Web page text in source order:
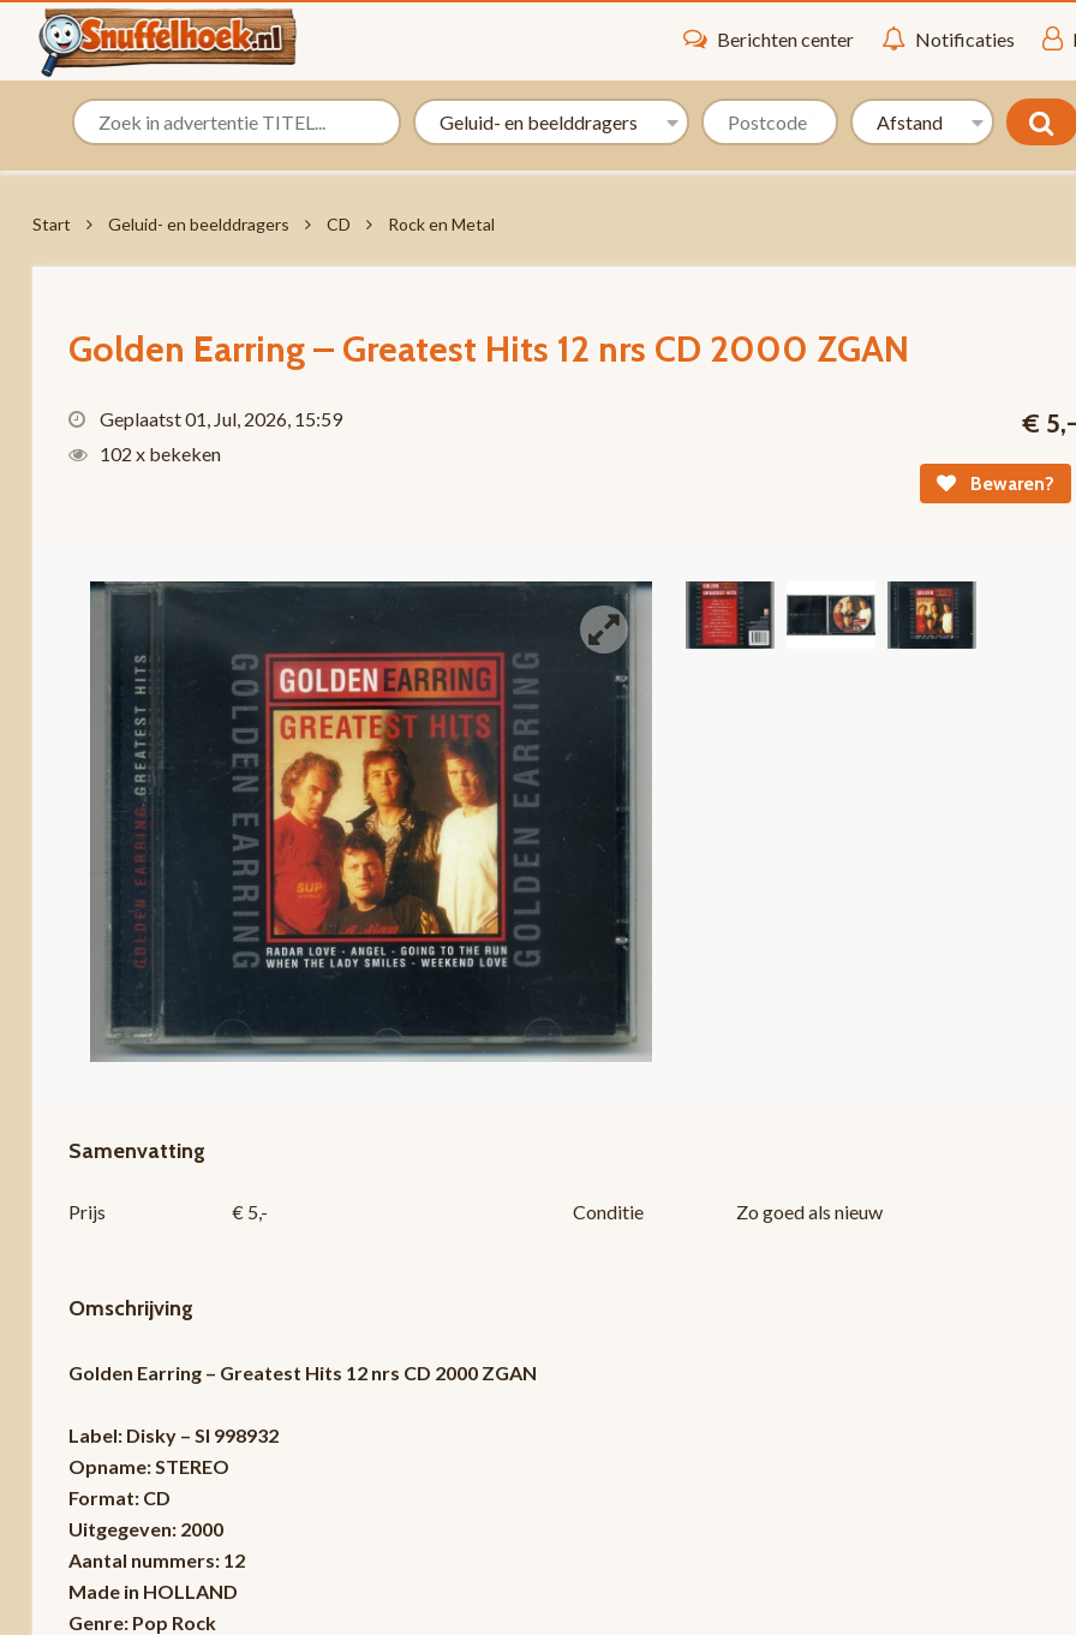
Berichten center Notificaties
Start Geluid- en beelddragers CD Rock en Metal
Golden Earring – Greatest Hits 12 nrs CD 2000 ZGAN
Geplaatst 01, Jul, 2026, 15:59
102 x bekeken
€
Bewaren?
Samenvatting
Prijs € 5,- Conditie Zo goed als nieuw
Omschrijving
Golden Earring – Greatest Hits 12 nrs CD 2000 ZGAN
Label: Disky – SI 998932
Opname: STEREO
Format: CD
Uitgegeven: 2000
Aantal nummers: 12
Made in HOLLAND
Genre: Pop Rock